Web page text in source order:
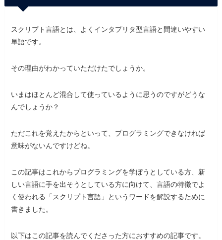
スクリプト言語とは、よくインタプリタ型言語と間違いやすい
単語です。
その理由がわかっていただけたでしょうか。
いまはほとんど混合して使っているように思うのですがどうな
んでしょうか？
ただこれを覚えたからといって、プログラミングできなければ
意味がないんですけどね。
この記事はこれからプログラミングを学ぼうとしている方、新
しい言語に手を出そうとしている方に向けて、言語の特徴でよ
く使われる「スクリプト言語」というワードを解説するために
書きました。
以下はこの記事を読んでくださった方におすすめの記事です。